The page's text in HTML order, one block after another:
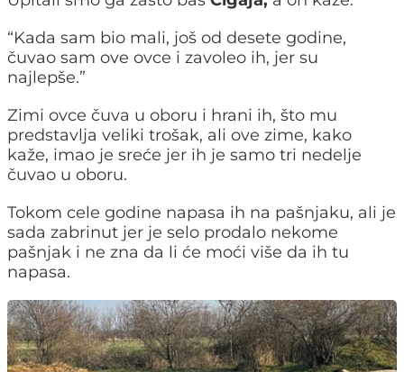
“Kada sam bio mali, još od desete godine,
čuvao sam ove ovce i zavoleo ih, jer su
najlepše.”
Zimi ovce čuva u oboru i hrani ih, što mu
predstavlja veliki trošak, ali ove zime, kako
kaže, imao je sreće jer ih je samo tri nedelje
čuvao u oboru.
Tokom cele godine napasa ih na pašnjaku, ali je
sada zabrinut jer je selo prodalo nekome
pašnjak i ne zna da li će moći više da ih tu
napasa.